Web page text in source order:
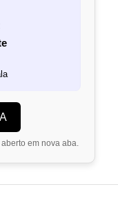
em nova aba.